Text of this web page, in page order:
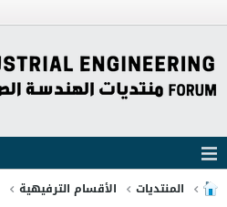
المنتديات الأقسام الترفيهية